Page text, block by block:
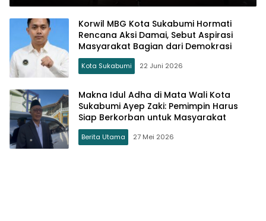
Korwil MBG Kota Sukabumi Hormati
Rencana Aksi Damai, Sebut Aspirasi
Masyarakat Bagian dari Demokrasi
Kota Sukabumi 22 Juni 2026
Makna Idul Adha di Mata Wali Kota
Sukabumi Ayep Zaki: Pemimpin Harus
Siap Berkorban untuk Masyarakat
Berita Utama 27 Mei 2026